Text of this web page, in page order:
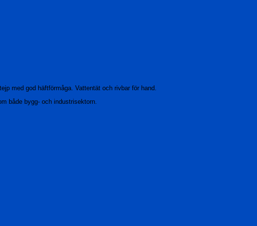
med god häftförmåga. Vattentät och rivbar för hand.
både bygg- och industrisektorn.